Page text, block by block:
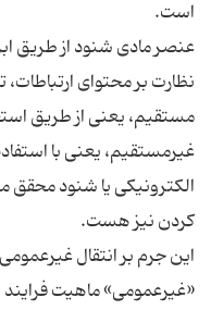
عنصر مادی شنود از طریق
نظارت بر محتوای
مستقیم، یعنی از طریق
غیرمستقیم، یعنی با
الکترونیکی یا شنود
این جرم بر انتقال غیرعمومی
«غیرعمومی» ماهیت فرایند